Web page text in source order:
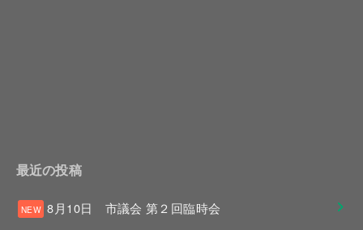
最近の投稿
8月10日 市議会 第２回臨時会